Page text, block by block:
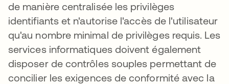
de manière centralisée les privilèges
identifiants et n'autorise l'accès de l'utilisateur
qu'au nombre minimal de privilèges requis. Les
services informatiques doivent également
disposer de contrôles souples permettant de
concilier les exigences de conformité avec la